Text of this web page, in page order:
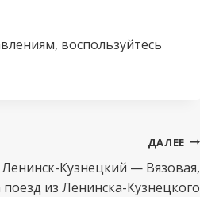
воспользуйтесь
ДАЛЕЕ
Кузнецкий — Вязовая,
из Ленинска-Кузнецкого